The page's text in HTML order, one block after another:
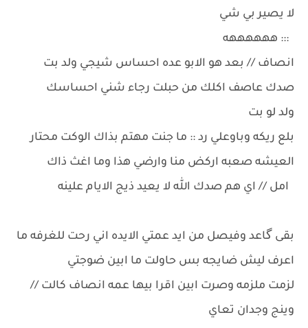
لا يصير بي شي
::: ههههههه
انصاف // بعد هو الابو عده احساس شيجي ولد بت
صدك عاصف اكلك من حبلت رجاء شني احساسك
ولد لو بت
بلع ريكه وباوعلي رد :: ما جنت مهتم بذاك الوكت محتار
العيشه صعبه اركض منا وارضي هذا وما اغث ذاك
امل // اي هم صدك الله لا يعيد ذيج الايام علينه
بقى گاعد وفيصل من ايد عمتي الايده اني رحت للغرفه ما
اعرف ليش ضايجه بس حاولت ما ابين ضوجتي
لزمت ملزمه وصرت ابين اقرا بيها عمه انصاف كالت //
وينج وجدان تعاي